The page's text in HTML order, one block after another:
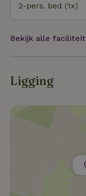
2-pers. bed (1x)
Bekijk alle
Ligging